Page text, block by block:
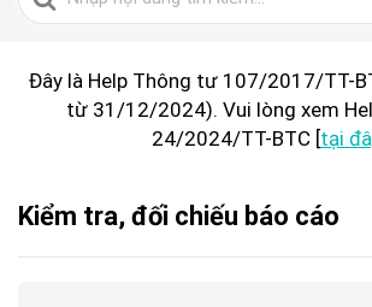
kiếm
Đây là Help Thông tư 107/2017/TT-
từ 31/12/2024). Vui lòng xem
24/2024/TT-BTC [tại
Kiểm tra, đối chiếu báo cáo